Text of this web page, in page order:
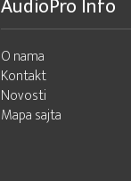
AudioPro Info
O nama
Kontakt
Novosti
Mapa sajta